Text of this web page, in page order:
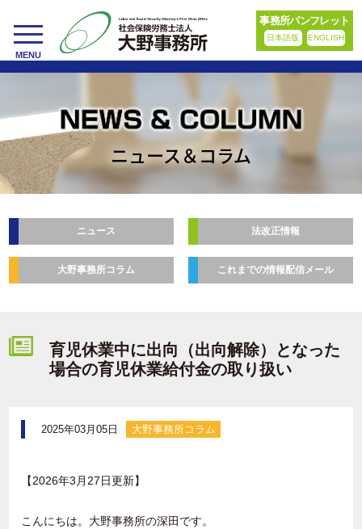
toggle
navigation
MENU
事務所パンフレット
日本語版 ENGLISH
ニュース＆コラム
ニュース 法改正情報
大野事務所コラム これまでの情報配信メール
育児休業中に出向（出向解除）となった
場合の育児休業給付金の取り扱い
2025年03月05日 大野事務所コラム
【2026年3月27日更新】
こんにちは。大野事務所の深田です。